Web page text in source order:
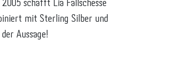
schafft Lia Fallschesse
mit Sterling Silber und
Aussage!